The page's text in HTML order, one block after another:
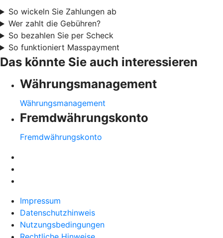
So wickeln Sie Zahlungen ab
Wer zahlt die Gebühren?
So bezahlen Sie per Scheck
So funktioniert Masspayment
Das könnte Sie auch interessieren
Währungsmanagement
Währungsmanagement
Fremdwährungskonto
Fremdwährungskonto
Impressum
Datenschutzhinweis
Nutzungsbedingungen